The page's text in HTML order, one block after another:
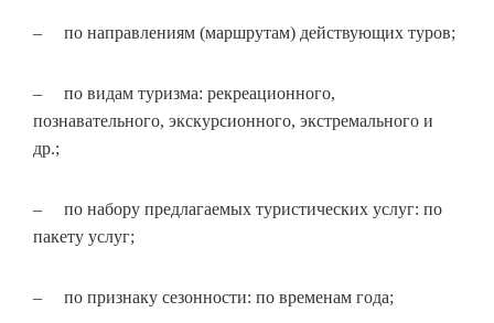
– по направлениям (маршрутам) действующих туров;
– по видам туризма: рекреационного,
познавательного, экскурсионного, экстремального и
др.;
– по набору предлагаемых туристических услуг: по
пакету услуг;
– по признаку сезонности: по временам года;